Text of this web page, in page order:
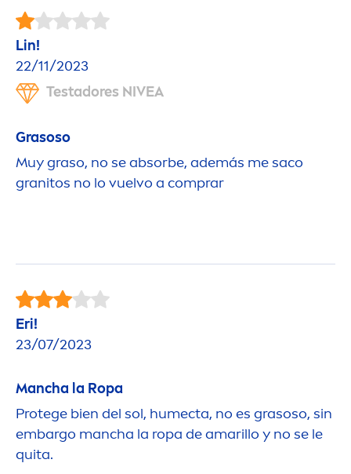
Lin!
22/11/2023
Testadores NIVEA
Grasoso
Muy graso, no se absorbe, además me saco
granitos no lo vuelvo a comprar
Eri!
23/07/2023
Mancha la Ropa
Protege bien del sol, humecta, no es grasoso, sin
embargo mancha la ropa de amarillo y no se le
quita.